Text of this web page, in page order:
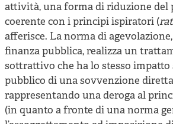
attività, una forma di riduzione del
coerente con i principi ispiratori (
afferisce. La norma di
finanza pubblica, realizza un
sottrattivo che ha lo stesso
pubblico di una sovvenzione
rappresentando una deroga al
(in quanto a fronte di una norma